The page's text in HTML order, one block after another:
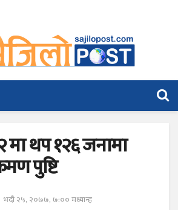
थप १२६ जनामा
पुष्टि
भदौ २५, २०७७, ७:०० मध्यान्ह